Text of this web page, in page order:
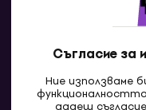
Съгласие за
Ние използваме
дадеш